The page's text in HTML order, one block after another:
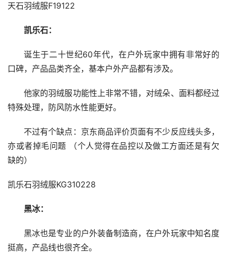
天石羽绒服F19122
凯乐石：
诞生于二十世纪60年代，在户外玩家中拥有非常好的
口碑，产品品类齐全，基本户外产品都有涉及。
他家的羽绒服功能性上非常不错，对绒朵、面料都经过
特殊处理，防风防水性能更好。
不过有个缺点：京东商品评价页面有不少反应线头多，
亦或者掉毛问题 （个人觉得在品控以及做工方面还是有欠
缺的）
凯乐石羽绒服KG310228
黑冰：
黑冰也是专业的户外装备制造商，在户外玩家中知名度
挺高，产品线也很齐全。